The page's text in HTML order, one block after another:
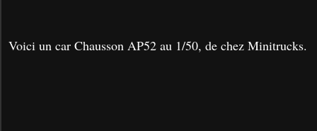
Voici un car Chausson AP52 au 1/50, de chez Minitrucks.